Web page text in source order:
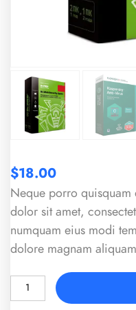
$18.00
Neque porro
dolor sit amet,
numquam eius modi
dolore magnam